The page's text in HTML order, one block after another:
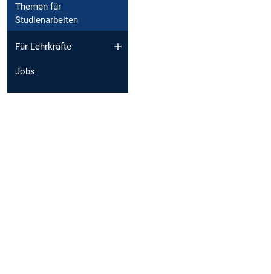
Themen für
Studienarbeiten
Für Lehrkräfte
Jobs